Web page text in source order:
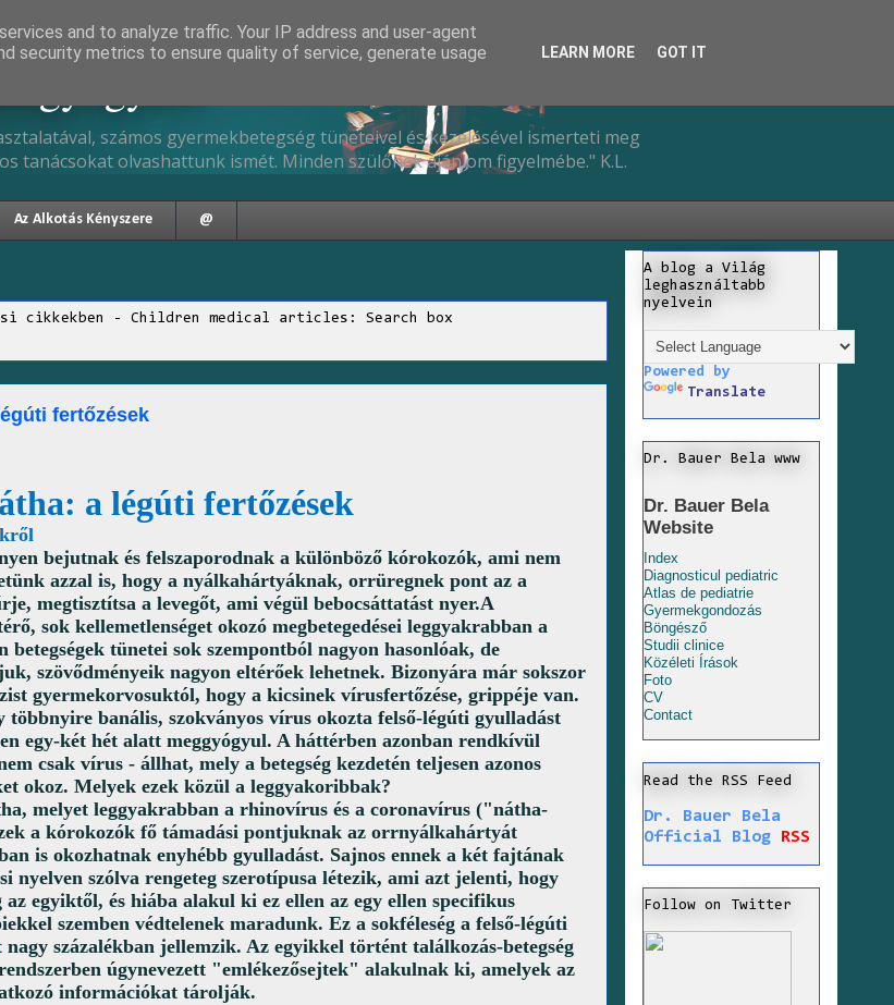
számos gyermekbetegség tüneteivel és kezelésével ismerteti meg
tanácsokat olvashattunk ismét. Minden szülőnek ajánlom figyelmébe." K.L.
Az Alkotás Kényszere @
cikkekben - Children medical articles: Search box
fertőzések
a légúti fertőzések
bejutnak és felszaporodnak a különböző kórokozók, ami nem
azzal is, hogy a nyálkahártyáknak, orrüregnek pont az a
megtisztítsa a levegőt, ami végül bebocsáttatást nyer.A
sok kellemetlenséget okozó megbetegedései leggyakrabban a
tünetei sok szempontból nagyon hasonlóak, de
szövődményeik nagyon eltérőek lehetnek. Bizonyára már sokszor
gyermekorvosuktól, hogy a kicsinek vírusfertőzése, grippéje van.
többnyire banális, szokványos vírus okozta felső-légúti gyulladást
egy-két hét alatt meggyógyul. A háttérben azonban rendkívül
csak vírus - állhat, mely a betegség kezdetén teljesen azonos
okoz. Melyek ezek közül a leggyakoribbak?
melyet leggyakrabban a rhinovírus és a coronavírus ("nátha-
a kórokozók fő támadási pontjuknak az orrnyálkahártyát
is okozhatnak enyhébb gyulladást. Sajnos ennek a két fajtának
nyelven szólva rengeteg szerotípusa létezik, ami azt jelenti, hogy
az egyiktől, és hiába alakul ki ez ellen az egy ellen specifikus
szemben védtelenek maradunk. Ez a sokféleség a felső-légúti
nagy százalékban jellemzik. Az egyikkel történt találkozás-betegség
úgynevezett "emlékezősejtek" alakulnak ki, amelyek az
információkat tárolják.
A blog a Világ
leghasználtabb
nyelvein
Powered by
Translate
Dr. Bauer Bela www
Dr. Bauer Bela
Website
Index
Diagnosticul pediatric
Atlas de pediatrie
Gyermekgondozás
Böngésző
Studii clinice
Közéleti Írások
Foto
CV
Contact
Read the RSS Feed
Dr. Bauer Bela
Official Blog
RSS
Follow on Twitter
and to analyze traffic. Your IP address and user-agent
security metrics to ensure quality of service, generate usage
LEARN MORE GOT IT